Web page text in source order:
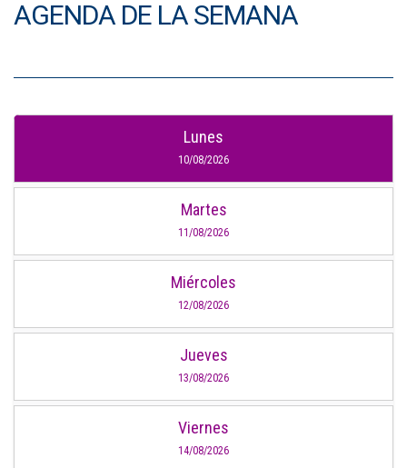
AGENDA DE LA SEMANA
Lunes
10/08/2026
Martes
11/08/2026
Miércoles
12/08/2026
Jueves
13/08/2026
Viernes
14/08/2026